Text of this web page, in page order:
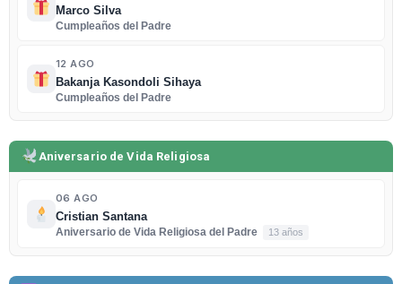
Marco Silva
Cumpleaños del Padre
12 AGO
Bakanja Kasondoli Sihaya
Cumpleaños del Padre
Aniversario de Vida Religiosa
06 AGO
Cristian Santana
Aniversario de Vida Religiosa del Padre
13 años